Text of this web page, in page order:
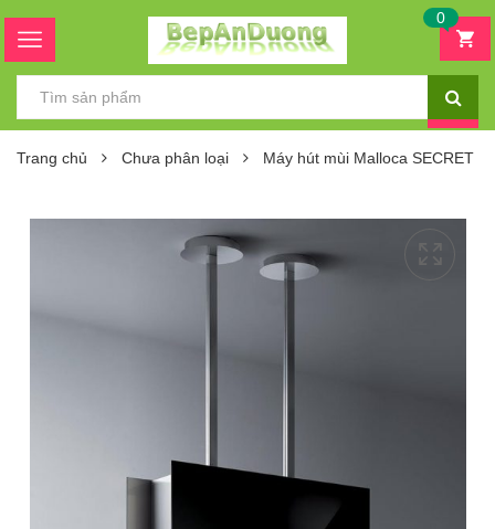
0
Trang chủ Chưa phân loại Máy hút mùi Malloca SECRET